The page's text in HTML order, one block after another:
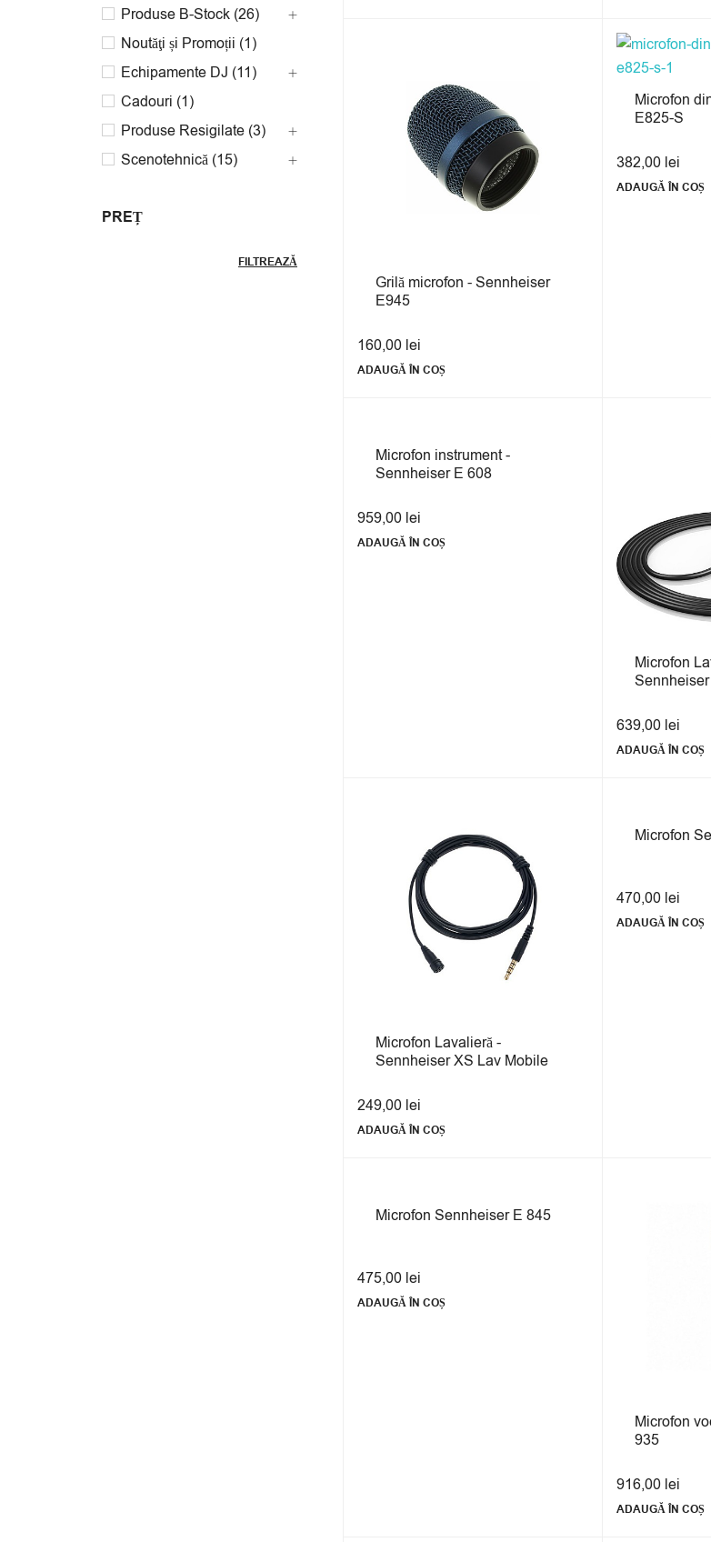
Produse B-Stock (26)
Noutăţi și Promoții (1)
Echipamente DJ (11)
Cadouri (1)
Produse Resigilate (3)
Scenotehnică (15)
PREȚ
FILTREAZĂ
Grilă microfon - Sennheiser
E945
160,00 lei
ADAUGĂ ÎN COȘ
Microfon
E825-S
382,00 lei
ADAUGĂ ÎN COȘ
Microfon instrument -
Sennheiser E 608
959,00 lei
ADAUGĂ ÎN COȘ
Microfon
639,00 lei
ADAUGĂ ÎN COȘ
Microfon Lavalieră -
Sennheiser XS Lav Mobile
249,00 lei
ADAUGĂ ÎN COȘ
Microfon
470,00 lei
ADAUGĂ ÎN COȘ
Microfon Sennheiser E 845
475,00 lei
ADAUGĂ ÎN COȘ
Microfon
935
916,00 lei
ADAUGĂ ÎN COȘ